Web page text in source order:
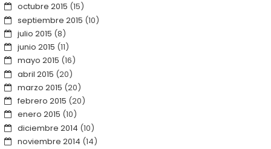
octubre 2015 (15)
septiembre 2015 (10)
julio 2015 (8)
junio 2015 (11)
mayo 2015 (16)
abril 2015 (20)
marzo 2015 (20)
febrero 2015 (20)
enero 2015 (10)
diciembre 2014 (10)
noviembre 2014 (14)